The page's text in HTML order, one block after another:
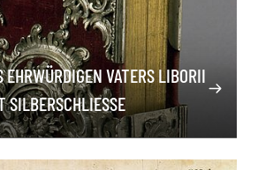
EHRWÜRDIGEN VATERS LIBORII